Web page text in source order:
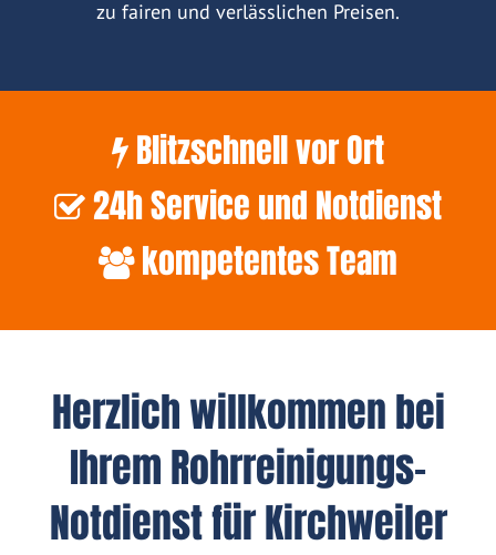
zu fairen und verlässlichen Preisen.
Blitzschnell vor Ort
24h Service und Notdienst
kompetentes Team
Herzlich willkommen bei
Ihrem Rohrreinigungs-
Notdienst für Kirchweiler